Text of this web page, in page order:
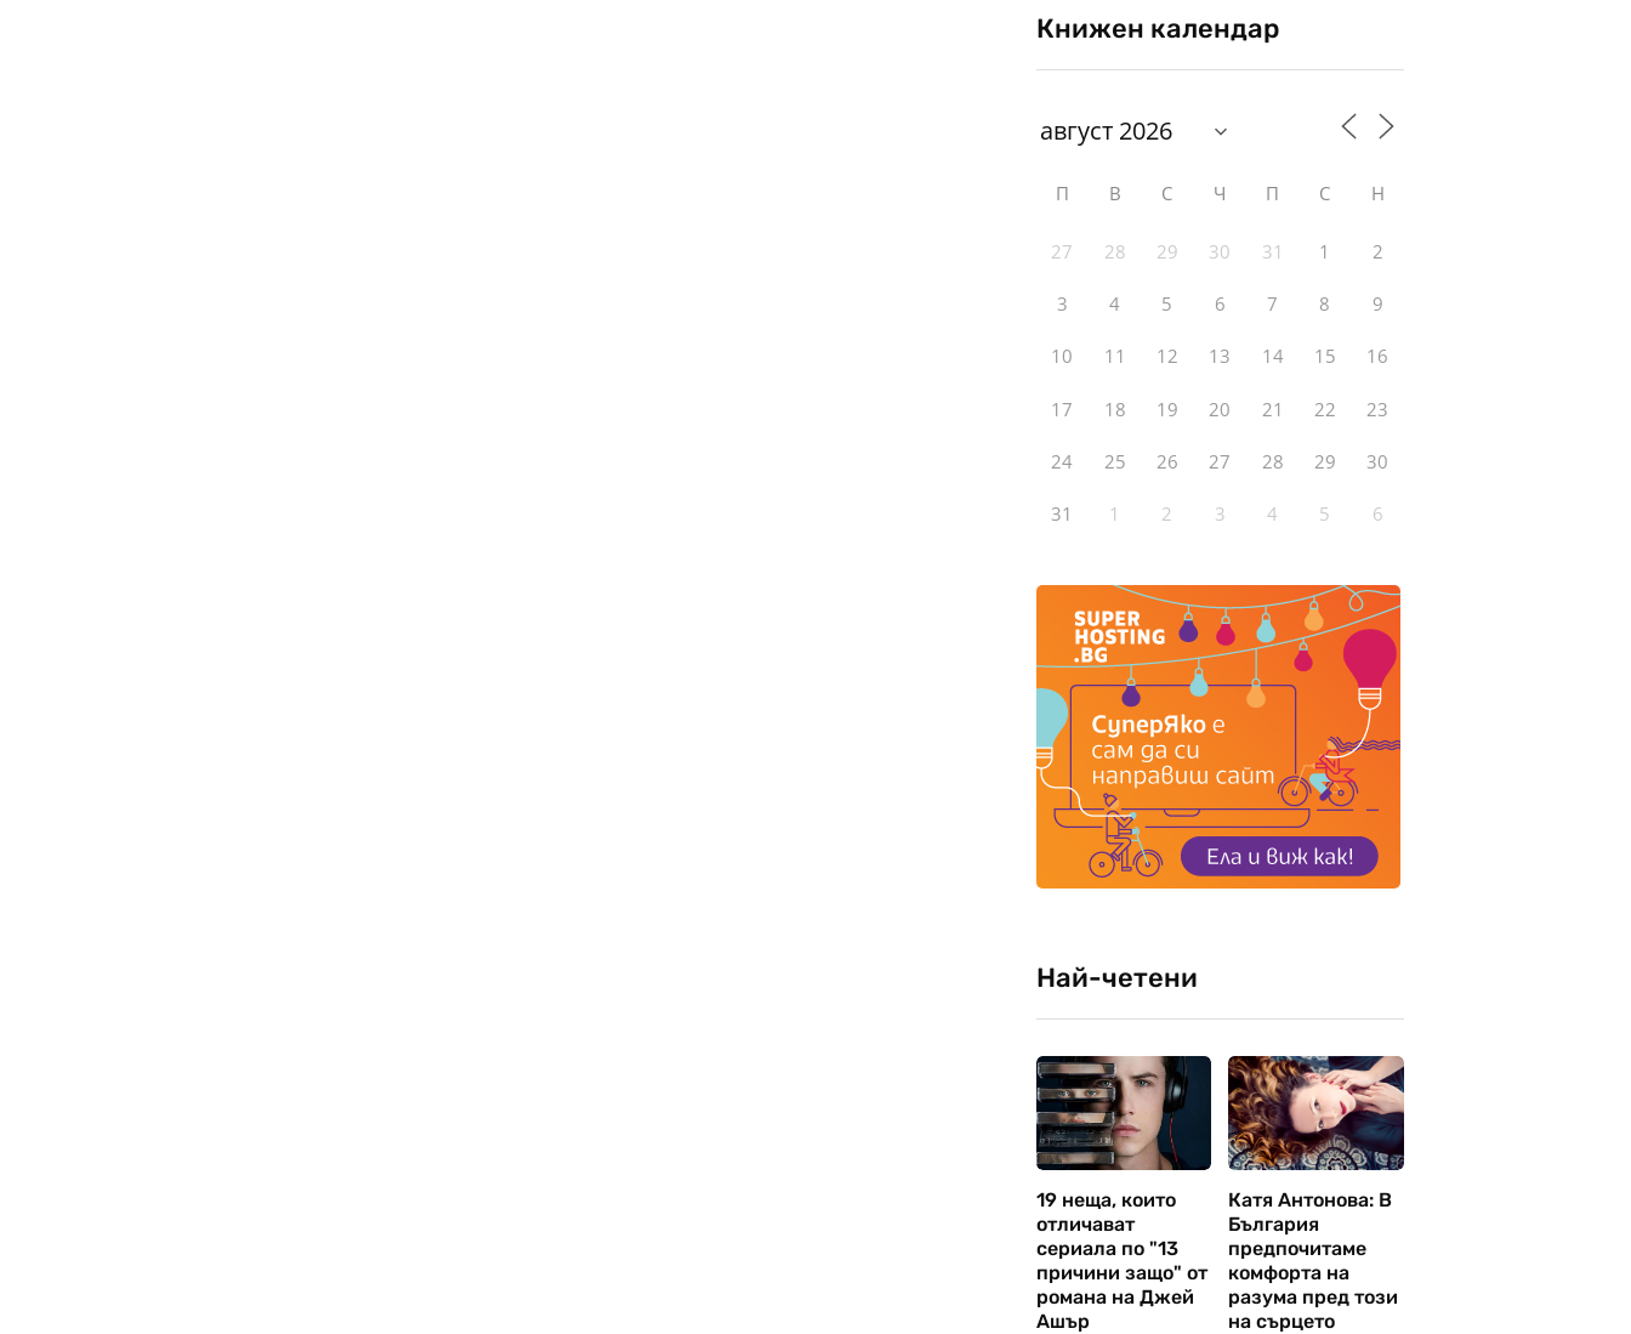
Книжен календар
П В С Ч П С Н
27 28 29 30 31 1 2
3 4 5 6 7 8 9
10 11 12 13 14 15 16
17 18 19 20 21 22 23
24 25 26 27 28 29 30
31 1 2 3 4 5 6
Най-четени
19 неща, които
отличават
сериала по "13
причини защо" от
романа на Джей
Ашър
Катя Антонова: В
България
предпочитаме
комфорта на
разума пред този
на сърцето